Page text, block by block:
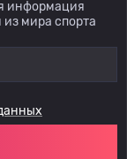
информация
мира спорта